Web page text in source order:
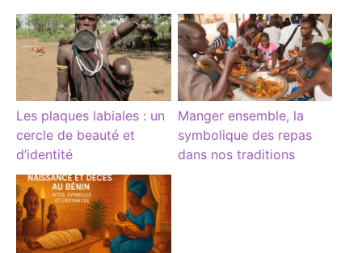
Les plaques labiales : un
cercle de beauté et
d’identité
Manger ensemble, la
symbolique des repas
dans nos traditions